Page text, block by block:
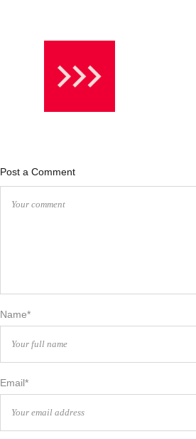
Post a Comment
Name*
Email*